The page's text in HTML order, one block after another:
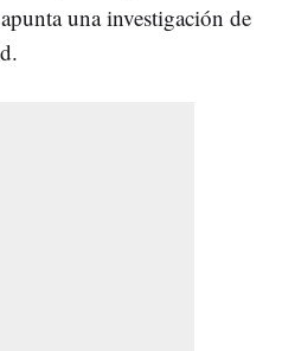
una investigación de